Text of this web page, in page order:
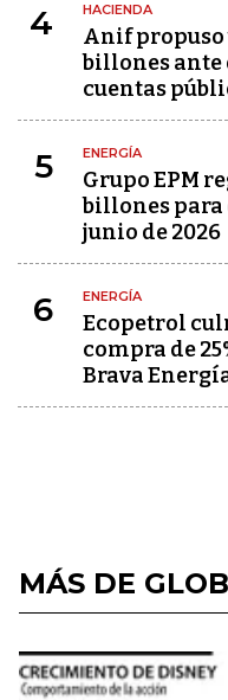
4 HACIENDA
Anif propuso
billones ante
cuentas
5 ENERGÍA
Grupo EPM
billones para
junio de 2026
6 ENERGÍA
Ecopetrol
compra de
Brava
MÁS DE